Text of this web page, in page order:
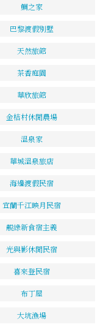
鯛之家
巴黎渡假別墅
天然旅館
茶香庭園
華欣旅館
金桔村休閒農場
溫泉家
華城溫泉旅店
海邊渡假民宿
宜蘭千江映月民宿
靚綠新食宿主義
光與影休閒民宿
喜來登民宿
布丁屋
大坑漁場